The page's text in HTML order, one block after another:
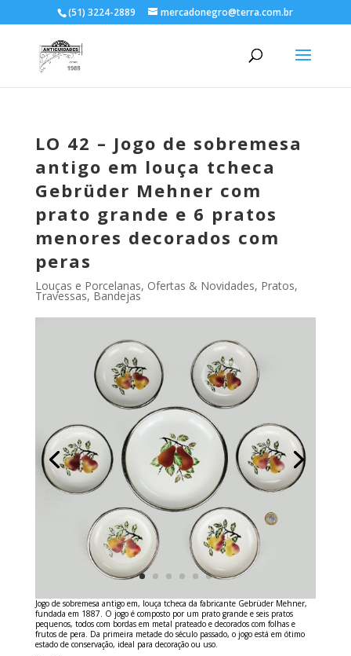
(51) 3224-2889 mercadonegro@terra.com.br
LO 42 – Jogo de sobremesa
antigo em louça tcheca
Gebrüder Mehner com
prato grande e 6 pratos
menores decorados com
peras
Louças e Porcelanas, Ofertas & Novidades, Pratos,
Travessas, Bandejas
Jogo de sobremesa antigo em, louça tcheca da fabricante Gebrüder Mehner,
fundada em 1887. O jogo é composto por um prato grande e seis pratos
pequenos, todos com bordas em metal prateado e decorados com folhas e
frutos de pera. Da primeira metade do século passado, o jogo está em ótimo
estado de conservação, ideal para decoração ou uso.